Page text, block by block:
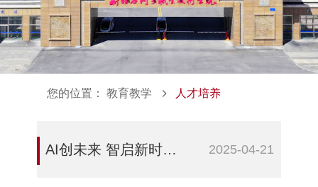
您的位置： 教育教学 人才培养
AI创未来 智启新时代——新疆石河子职业技术学院举办人工智能培训专题讲座 2025-04-21